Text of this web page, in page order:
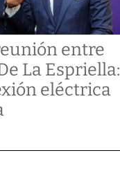
entre
La Espriella:
eléctrica